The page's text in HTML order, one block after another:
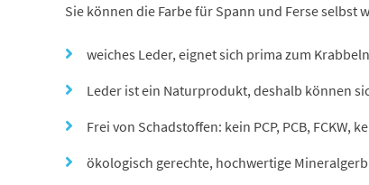
Sie können die Farbe für Spann und Ferse selbst
weiches Leder, eignet sich prima zum
Leder ist ein Naturprodukt, deshalb können
Frei von Schadstoffen: kein PCP, PCB, FCKW,
ökologisch gerechte, hochwertige